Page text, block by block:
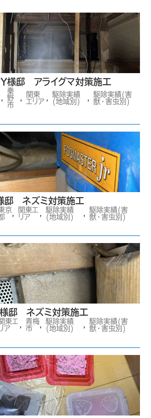
様邸 アライグマ対策施工
,
秦
野
市
,
関東
エリア ,
駆除実績
(地域別)
,
駆除実績(害
獣・害虫別)
邸 ネズミ対策施工
京
関東エ
リア
駆除実績
(地域別)
駆除実績(害
獣・害虫別)
邸 ネズミ対策施工
東エ
ア
,
青梅
市
,
駆除実績
(地域別)
,
駆除実績(害
獣・害虫別)